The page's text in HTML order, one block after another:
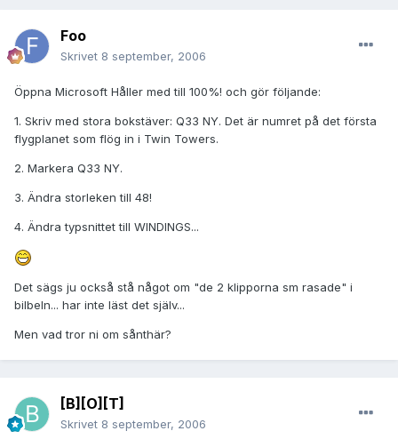
Foo
Skrivet 8 september, 2006
Öppna Microsoft Håller med till 100%! och gör följande:
1. Skriv med stora bokstäver: Q33 NY. Det är numret på det första
flygplanet som flög in i Twin Towers.
2. Markera Q33 NY.
3. Ändra storleken till 48!
4. Ändra typsnittet till WINDINGS...
Det sägs ju också stå något om "de 2 klipporna sm rasade" i
bilbeln... har inte läst det själv...
Men vad tror ni om sånthär?
[B][O][T]
Skrivet 8 september, 2006